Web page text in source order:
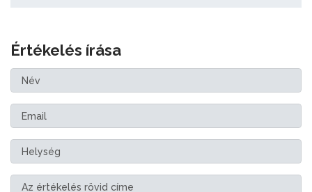
Értékelés írása